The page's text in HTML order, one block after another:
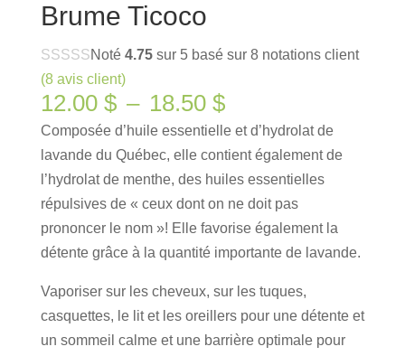
Brume Ticoco
Noté 4.75sur 5 basé sur 8notations client
(8avis client)
12.00 $ – 18.50 $Plage
de
prix :
12.00 $
à
18.50 $
Composée d’huile essentielle et d’hydrolat de
lavande du Québec, elle contient également de
l’hydrolat de menthe, des huiles essentielles
répulsives de « ceux dont on ne doit pas
prononcer le nom »! Elle favorise également la
détente grâce à la quantité importante de lavande.
Vaporiser sur les cheveux, sur les tuques,
casquettes, le lit et les oreillers pour une détente et
un sommeil calme et une barrière optimale pour